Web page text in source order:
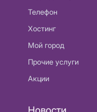
Телефон
Хостинг
Мой город
Прочие услуги
Акции